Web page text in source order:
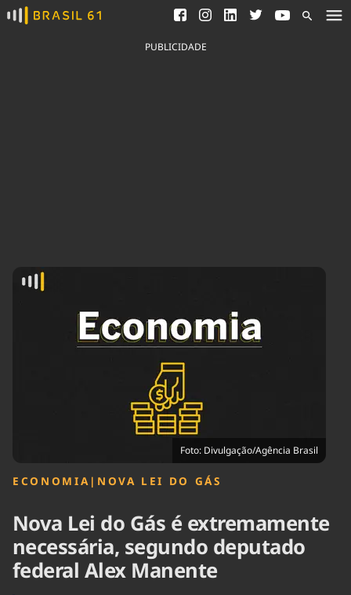
Ver todas as notícias
Saneamento
Indicadores
Agronegócios
Economia
Educação
Infraestrutura
Internacional
Podcast
Política
Saúde
PUBLICIDADE
Foto: Divulgação/Agência Brasil
ECONOMIA | NOVA LEI DO GÁS
Nova Lei do Gás é extremamente
necessária, segundo deputado
federal Alex Manente